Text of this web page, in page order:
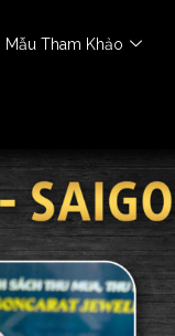
Mẫu Tham Khảo